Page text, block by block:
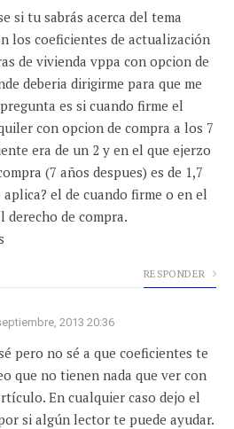
si tu sabrás acerca del tema
los coeficientes de actualización
de vivienda vppa con opcion de
deberia dirigirme para que me
es si cuando firme el
con opcion de compra a los 7
era de un 2 y en el que ejerzo
(7 años despues) es de 1,7
aplica? el de cuando firme o en el
derecho de compra.
RESPONDER
2013 20:36
pero no sé a que coeficientes te
que no tienen nada que ver con
En cualquier caso dejo el
si algún lector te puede ayudar.